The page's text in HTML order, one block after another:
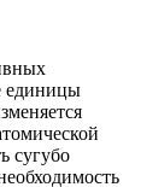
единицы
сугубо